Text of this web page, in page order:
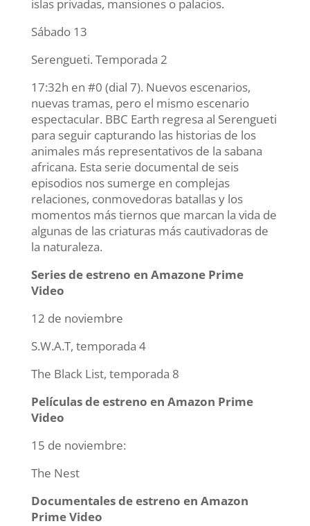
islas privadas, mansiones o palacios.
Sábado 13
Serengueti. Temporada 2
17:32h en #0 (dial 7). Nuevos escenarios,
nuevas tramas, pero el mismo escenario
espectacular. BBC Earth regresa al Serengueti
para seguir capturando las historias de los
animales más representativos de la sabana
africana. Esta serie documental de seis
episodios nos sumerge en complejas
relaciones, conmovedoras batallas y los
momentos más tiernos que marcan la vida de
algunas de las criaturas más cautivadoras de
la naturaleza.
Series de estreno en Amazone Prime
Video
12 de noviembre
S.W.A.T, temporada 4
The Black List, temporada 8
Películas de estreno en Amazon Prime
Video
15 de noviembre:
The Nest
Documentales de estreno en Amazon
Prime Video